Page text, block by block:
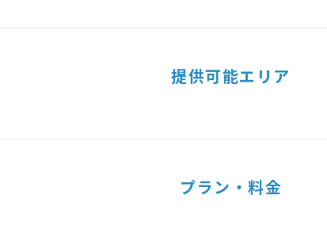
提供可能エリア
プラン・料金